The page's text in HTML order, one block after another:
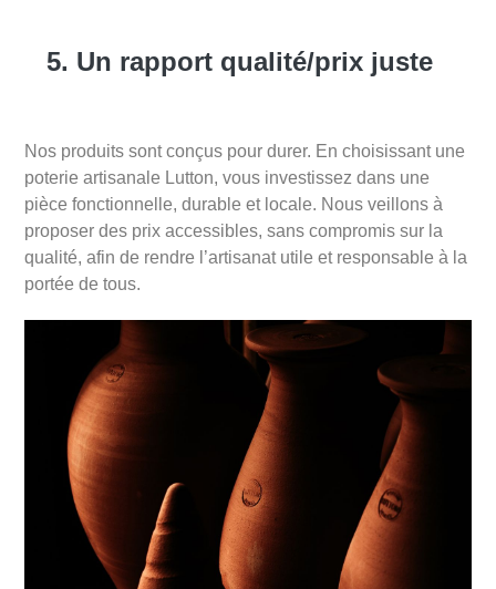
5. Un rapport qualité/prix juste
Nos produits sont conçus pour durer. En choisissant une
poterie artisanale Lutton, vous investissez dans une
pièce fonctionnelle, durable et locale. Nous veillons à
proposer des prix accessibles, sans compromis sur la
qualité, afin de rendre l’artisanat utile et responsable à la
portée de tous.